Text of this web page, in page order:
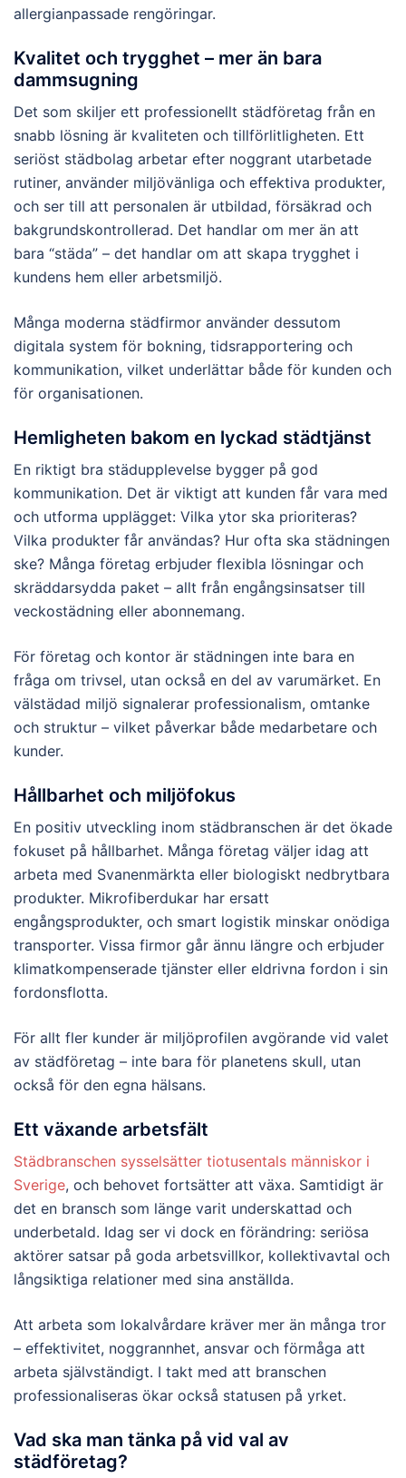
allergianpassade rengöringar.
Kvalitet och trygghet – mer än bara
dammsugning
Det som skiljer ett professionellt städföretag från en
snabb lösning är kvaliteten och tillförlitligheten. Ett
seriöst städbolag arbetar efter noggrant utarbetade
rutiner, använder miljövänliga och effektiva produkter,
och ser till att personalen är utbildad, försäkrad och
bakgrundskontrollerad. Det handlar om mer än att
bara “städa” – det handlar om att skapa trygghet i
kundens hem eller arbetsmiljö.
Många moderna städfirmor använder dessutom
digitala system för bokning, tidsrapportering och
kommunikation, vilket underlättar både för kunden och
för organisationen.
Hemligheten bakom en lyckad städtjänst
En riktigt bra städupplevelse bygger på god
kommunikation. Det är viktigt att kunden får vara med
och utforma upplägget: Vilka ytor ska prioriteras?
Vilka produkter får användas? Hur ofta ska städningen
ske? Många företag erbjuder flexibla lösningar och
skräddarsydda paket – allt från engångsinsatser till
veckostädning eller abonnemang.
För företag och kontor är städningen inte bara en
fråga om trivsel, utan också en del av varumärket. En
välstädad miljö signalerar professionalism, omtanke
och struktur – vilket påverkar både medarbetare och
kunder.
Hållbarhet och miljöfokus
En positiv utveckling inom städbranschen är det ökade
fokuset på hållbarhet. Många företag väljer idag att
arbeta med Svanenmärkta eller biologiskt nedbrytbara
produkter. Mikrofiberdukar har ersatt
engångsprodukter, och smart logistik minskar onödiga
transporter. Vissa firmor går ännu längre och erbjuder
klimatkompenserade tjänster eller eldrivna fordon i sin
fordonsflotta.
För allt fler kunder är miljöprofilen avgörande vid valet
av städföretag – inte bara för planetens skull, utan
också för den egna hälsans.
Ett växande arbetsfält
Städbranschen sysselsätter tiotusentals människor i
Sverige, och behovet fortsätter att växa. Samtidigt är
det en bransch som länge varit underskattad och
underbetald. Idag ser vi dock en förändring: seriösa
aktörer satsar på goda arbetsvillkor, kollektivavtal och
långsiktiga relationer med sina anställda.
Att arbeta som lokalvårdare kräver mer än många tror
– effektivitet, noggrannhet, ansvar och förmåga att
arbeta självständigt. I takt med att branschen
professionaliseras ökar också statusen på yrket.
Vad ska man tänka på vid val av
städföretag?